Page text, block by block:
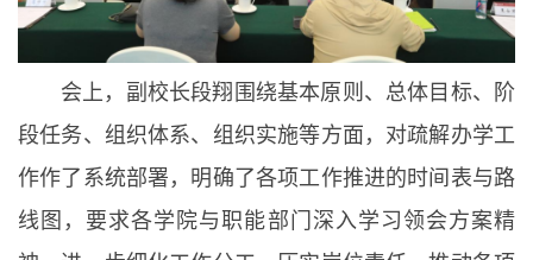
会上，副校长段翔围绕基本原则、总体目标、阶
段任务、组织体系、组织实施等方面，对疏解办学工
作作了系统部署，明确了各项工作推进的时间表与路
线图，要求各学院与职能部门深入学习领会方案精